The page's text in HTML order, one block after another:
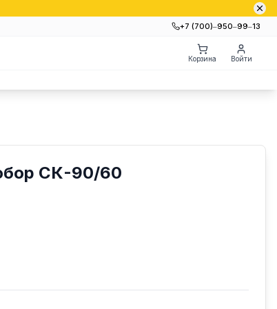
+7 (700)‒950‒99‒13
Корзина Войти
СК-90/60